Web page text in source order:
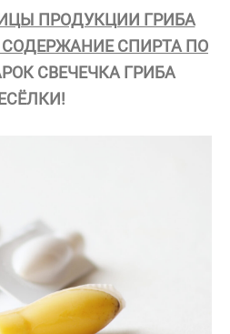
ПРОДУКЦИИ ГРИБА
СОДЕРЖАНИЕ СПИРТА ПО
СВЕЧЕЧКА ГРИБА